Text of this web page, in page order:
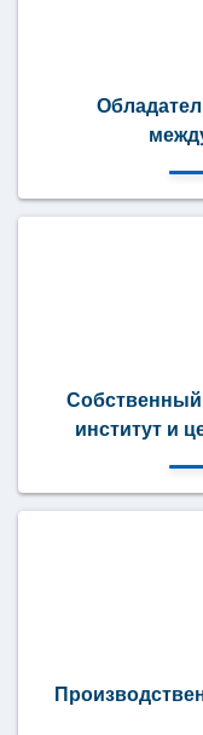
Собственный
институт и